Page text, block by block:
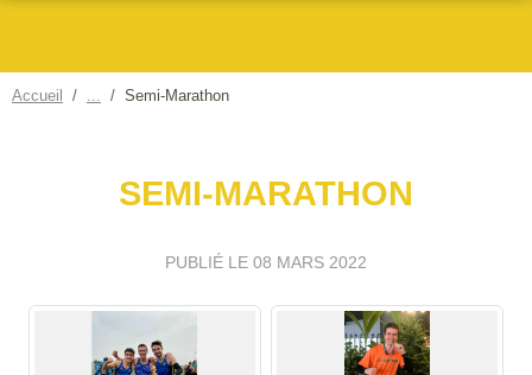
Accueil Semi-Marathon
SEMI-MARATHON
PUBLIÉ LE 08 MARS 2022